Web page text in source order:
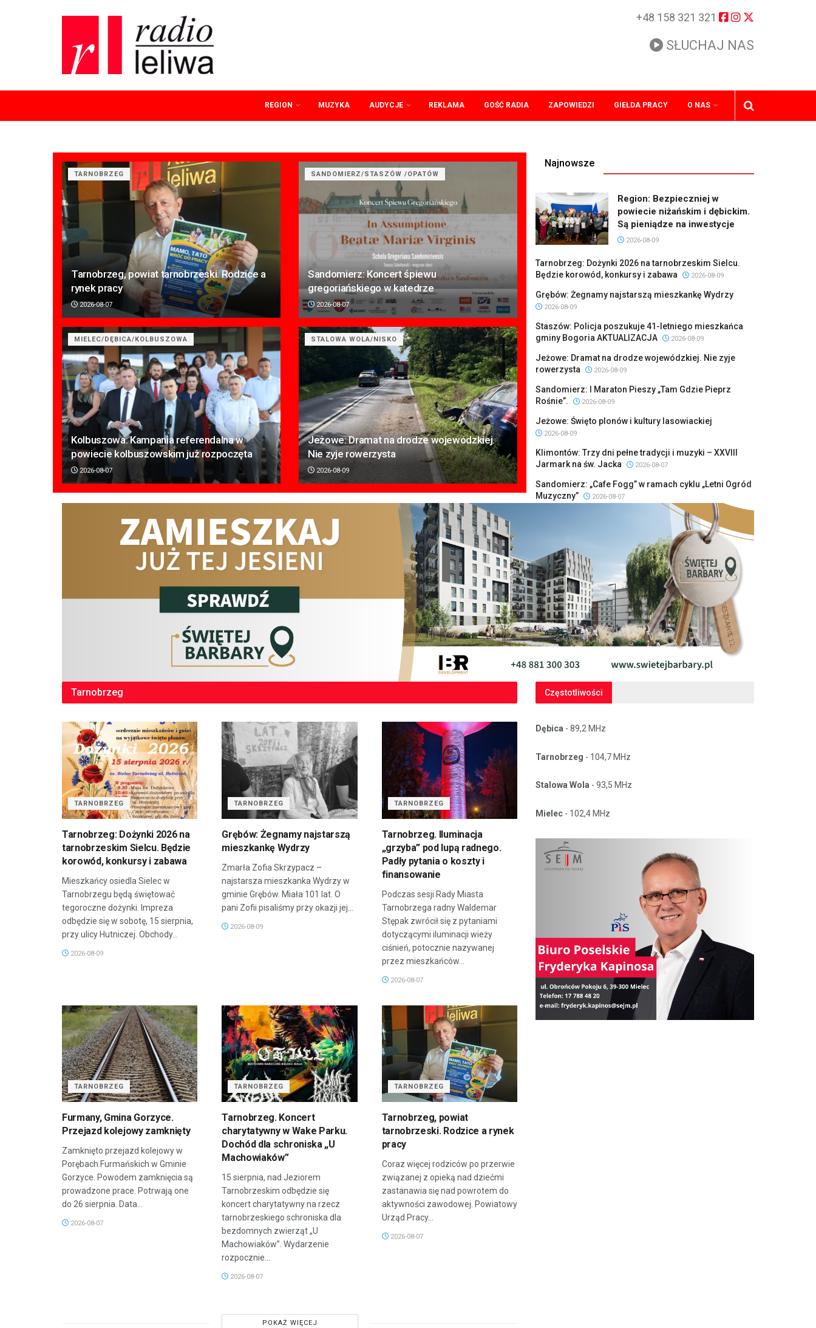
+48 158 321 321
SŁUCHAJ NAS
REGION MUZYKA AUDYCJE REKLAMA GOŚĆ RADIA ZAPOWIEDZI GIEŁDA PRACY O NAS
TARNOBRZEG
Tarnobrzeg, powiat tarnobrzeski. Rodzice a
rynek pracy
2026-08-07
SANDOMIERZ/STASZÓW /OPATÓW
Sandomierz: Koncert śpiewu
gregoriańskiego w katedrze
2026-08-07
MIELEC/DĘBICA/KOLBUSZOWA
Kolbuszowa: Kampania referendalna w
powiecie kolbuszowskim już rozpoczęta
2026-08-07
STALOWA WOLA/NISKO
Jeżowe: Dramat na drodze wojewódzkiej.
Nie zyje rowerzysta
2026-08-09
Najnowsze
Region: Bezpieczniej w
powiecie niżańskim i dębickim.
Są pieniądze na inwestycje
2026-08-09
Tarnobrzeg: Dożynki 2026 na tarnobrzeskim Sielcu.
Będzie korowód, konkursy i zabawa
2026-08-09
Grębów: Żegnamy najstarszą mieszkankę Wydrzy
2026-08-09
Staszów: Policja poszukuje 41-letniego mieszkańca
gminy Bogoria AKTUALIZACJA
2026-08-09
Jeżowe: Dramat na drodze wojewódzkiej. Nie zyje
rowerzysta
2026-08-09
Sandomierz: I Maraton Pieszy „Tam Gdzie Pieprz
Rośnie”.
2026-08-09
Jeżowe: Święto plonów i kultury lasowiackiej
2026-08-09
Klimontów: Trzy dni pełne tradycji i muzyki – XXVIII
Jarmark na św. Jacka
2026-08-07
Sandomierz: „Cafe Fogg” w ramach cyklu „Letni Ogród
Muzyczny”
2026-08-07
Tarnobrzeg
TARNOBRZEG
Tarnobrzeg: Dożynki 2026 na
tarnobrzeskim Sielcu. Będzie
korowód, konkursy i zabawa
Mieszkańcy osiedla Sielec w
Tarnobrzegu będą świętować
tegoroczne dożynki. Impreza
odbędzie się w sobotę, 15 sierpnia,
przy ulicy Hutniczej. Obchody...
2026-08-09
TARNOBRZEG
Grębów: Żegnamy najstarszą
mieszkankę Wydrzy
Zmarła Zofia Skrzypacz –
najstarsza mieszkanka Wydrzy w
gminie Grębów. Miała 101 lat. O
pani Zofii pisaliśmy przy okazji jej...
2026-08-09
TARNOBRZEG
Tarnobrzeg. Iluminacja
„grzyba” pod lupą radnego.
Padły pytania o koszty i
finansowanie
Podczas sesji Rady Miasta
Tarnobrzega radny Waldemar
Stępak zwrócił się z pytaniami
dotyczącymi iluminacji wieży
ciśnień, potocznie nazywanej
przez mieszkańców...
2026-08-07
TARNOBRZEG
Furmany, Gmina Gorzyce.
Przejazd kolejowy zamknięty
Zamknięto przejazd kolejowy w
Porębach Furmańskich w Gminie
Gorzyce. Powodem zamknięcia są
prowadzone prace. Potrwają one
do 26 sierpnia. Data...
2026-08-07
TARNOBRZEG
Tarnobrzeg. Koncert
charytatywny w Wake Parku.
Dochód dla schroniska „U
Machowiaków”
15 sierpnia, nad Jeziorem
Tarnobrzeskim odbędzie się
koncert charytatywny na rzecz
tarnobrzeskiego schroniska dla
bezdomnych zwierząt „U
Machowiaków”. Wydarzenie
rozpocznie...
2026-08-07
TARNOBRZEG
Tarnobrzeg, powiat
tarnobrzeski. Rodzice a rynek
pracy
Coraz więcej rodziców po przerwie
związanej z opieką nad dziećmi
zastanawia się nad powrotem do
aktywności zawodowej. Powiatowy
Urząd Pracy...
2026-08-07
POKAŻ WIĘCEJ
Częstotliwości
Dębica - 89,2 MHz
Tarnobrzeg - 104,7 MHz
Stalowa Wola - 93,5 MHz
Mielec - 102,4 MHz